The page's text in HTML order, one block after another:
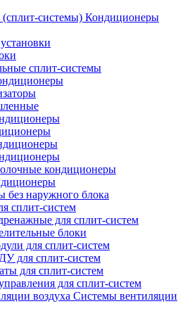
Кондиционеры
сплит-системы
кондиционеры
без наружного блока
сплит-систем
для сплит-систем
блоки
для сплит-систем
для сплит-систем
для сплит-систем
для сплит-систем
Системы вентиляции